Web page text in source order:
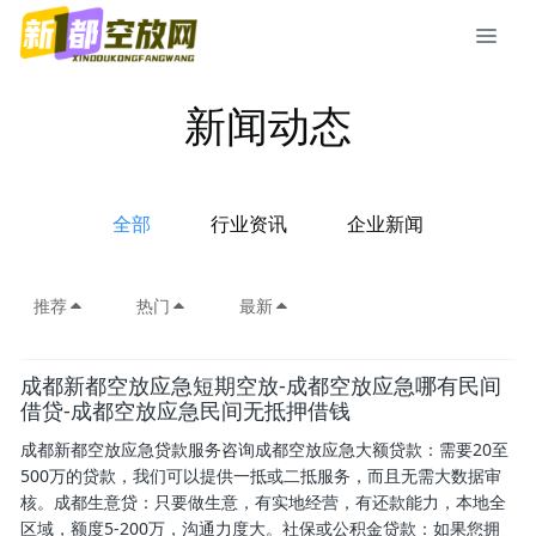
新闻动态
全部 行业资讯 企业新闻
推荐 热门 最新
成都新都空放应急短期空放-成都空放应急哪有民间
借贷-成都空放应急民间无抵押借钱
成都新都空放应急贷款服务咨询成都空放应急大额贷款：需要20至
500万的贷款，我们可以提供一抵或二抵服务，而且无需大数据审
核。成都生意贷：只要做生意，有实地经营，有还款能力，本地全
区域，额度5-200万，沟通力度大。社保或公积金贷款：如果您拥